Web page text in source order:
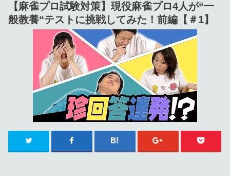
【麻雀プロ試験対策】現役麻雀プロ4人が“一
般教養“テストに挑戦してみた！前編【＃1】